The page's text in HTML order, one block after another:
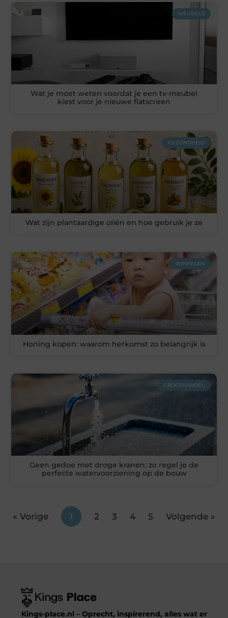
MEUBELS
Wat je moet weten voordat je een tv-meubel
kiest voor je nieuwe flatscreen
GEZONDHEID
Wat zijn plantaardige oliën en hoe gebruik je ze
WINKELEN
Honing kopen: waarom herkomst zo belangrijk is
GROOTHANDEL
Geen gedoe met droge kranen: zo regel je de
perfecte watervoorziening op de bouw
« Vorige 1 2 3 4 5 Volgende »
Kings-place.nl – Oprecht, inspirerend, alles wat er